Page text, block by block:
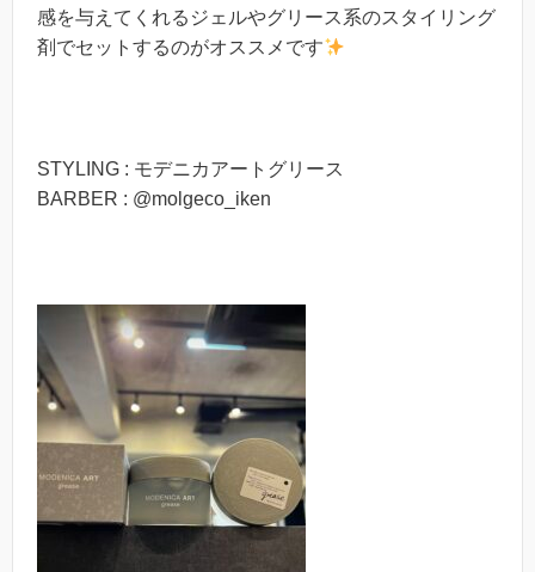
感を与えてくれるジェルやグリース系のスタイリング
剤でセットするのがオススメです
STYLING : モデニカアートグリース
BARBER : @molgeco_iken